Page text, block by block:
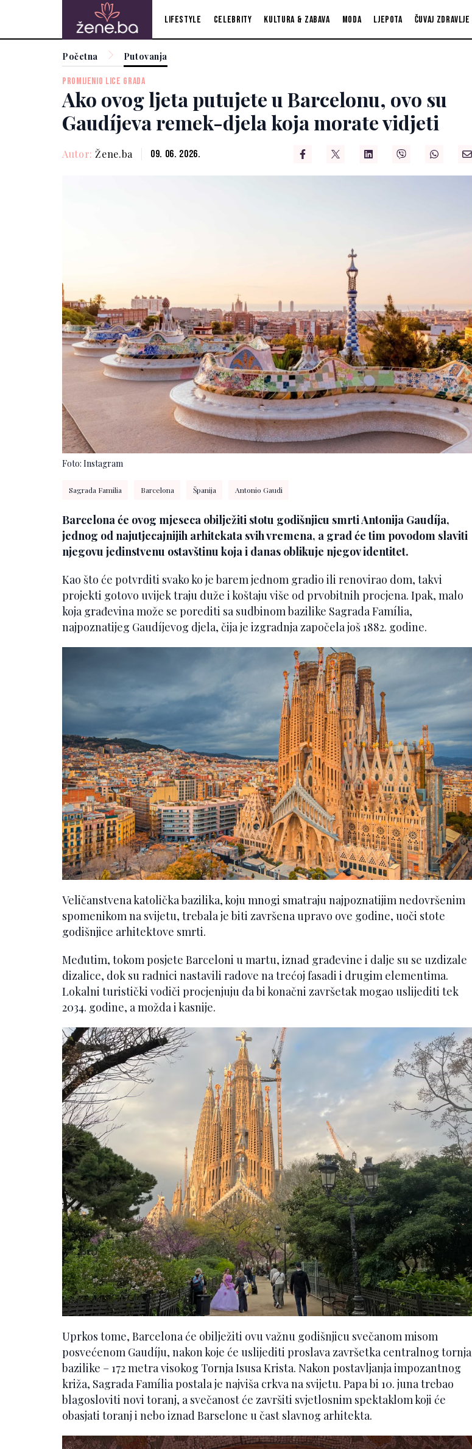
Lifestyle Celebrity Kultura & zabava Moda Ljepota Čuvaj zdravlje
Početna Putovanja
PROMIJENIO LICE GRADA
Ako ovog ljeta putujete u Barcelonu, ovo su
Gaudíjeva remek-djela koja morate vidjeti
Autor: Žene.ba 09. 06. 2026.
Foto: Instagram
Sagrada Familia Barcelona Španija Antonio Gaudi
Barcelona će ovog mjeseca obilježiti stotu godišnjicu smrti Antonija Gaudíja,
jednog od najutjecajnijih arhitekata svih vremena, a grad će tim povodom slaviti
njegovu jedinstvenu ostavštinu koja i danas oblikuje njegov identitet.
Kao što će potvrditi svako ko je barem jednom gradio ili renovirao dom, takvi
projekti gotovo uvijek traju duže i koštaju više od prvobitnih procjena. Ipak, malo
koja građevina može se porediti sa sudbinom bazilike Sagrada Família,
najpoznatijeg Gaudíjevog djela, čija je izgradnja započela još 1882. godine.
Veličanstvena katolička bazilika, koju mnogi smatraju najpoznatijim nedovršenim
spomenikom na svijetu, trebala je biti završena upravo ove godine, uoči stote
godišnjice arhitektove smrti.
Međutim, tokom posjete Barceloni u martu, iznad građevine i dalje su se uzdizale
dizalice, dok su radnici nastavili radove na trećoj fasadi i drugim elementima.
Lokalni turistički vodiči procjenjuju da bi konačni završetak mogao uslijediti tek
2034. godine, a možda i kasnije.
Uprkos tome, Barcelona će obilježiti ovu važnu godišnjicu svečanom misom
posvećenom Gaudíju, nakon koje će uslijediti proslava završetka centralnog tornja
bazilike – 172 metra visokog Tornja Isusa Krista. Nakon postavljanja impozantnog
križa, Sagrada Família postala je najviša crkva na svijetu. Papa bi 10. juna trebao
blagosloviti novi toranj, a svečanost će završiti svjetlosnim spektaklom koji će
obasjati toranj i nebo iznad Barselone u čast slavnog arhitekta.